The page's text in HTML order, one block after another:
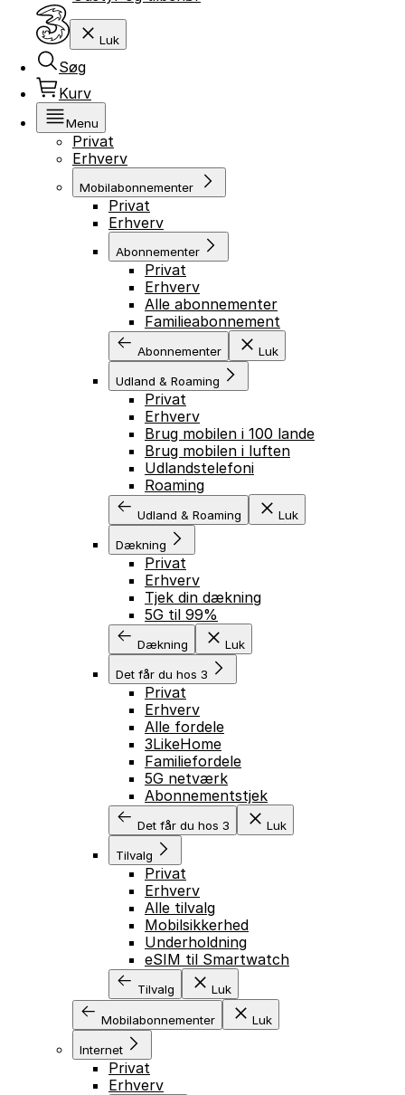
Luk
Søg
Kurv
Menu
Privat
Erhverv
Mobilabonnementer
Privat
Erhverv
Abonnementer
Privat
Erhverv
Alle abonnementer
Familieabonnement
Abonnementer Luk
Udland & Roaming
Privat
Erhverv
Brug mobilen i 100 lande
Brug mobilen i luften
Udlandstelefoni
Roaming
Udland & Roaming Luk
Dækning
Privat
Erhverv
Tjek din dækning
5G til 99%
Dækning Luk
Det får du hos 3
Privat
Erhverv
Alle fordele
3LikeHome
Familiefordele
5G netværk
Abonnementstjek
Det får du hos 3 Luk
Tilvalg
Privat
Erhverv
Alle tilvalg
Mobilsikkerhed
Underholdning
eSIM til Smartwatch
Tilvalg Luk
Mobilabonnementer Luk
Internet
Privat
Erhverv